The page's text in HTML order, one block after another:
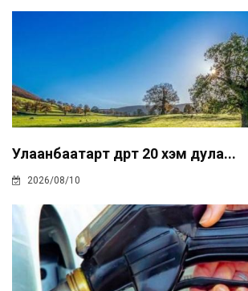
Улаанбаатарт өдөртөө 20 хэм дула...
2026/08/10